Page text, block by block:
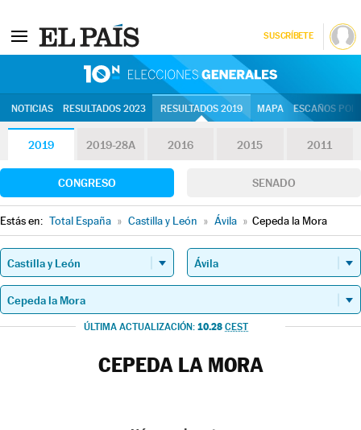
SUSCRÍBETE
NOTICIAS RESULTADOS 2023 RESULTADOS 2019 MAPA ESCAÑOS
2019 2019-28A 2016 2015 2011
CONGRESO SENADO
Estás en: Total España » Castilla y León » Ávila » Cepeda la Mora
ÚLTIMA ACTUALIZACIÓN: 10.28 CEST
CEPEDA LA MORA